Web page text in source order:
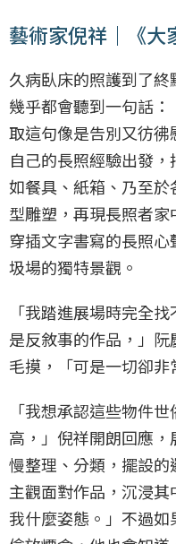
藝術家倪祥｜《大
久病臥床的照護到了終
幾乎都會聽到一句話
取這句像是告別又彷
自己的長照經驗出發
如餐具、紙箱、乃至
型雕塑，再現長照者
穿插文字書寫的長照
圾場的獨特景觀。
「我踏進展場時完全
是反敘事的作品，」
毛摸，「可是一切卻非
「我想承認這些物件
高，」倪祥開朗回應
慢整理、分類，擺設
主觀面對作品，沉浸
我什麼姿態。」不過